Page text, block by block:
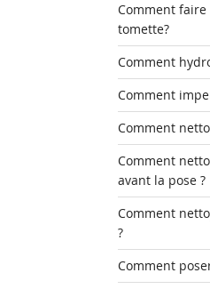
Comment
tomette?
Comment
Comment
Comment
Comment
avant la pose ?
Comment
?
Comment